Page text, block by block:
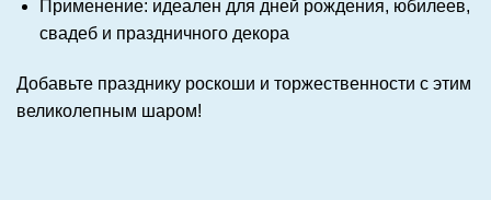
Применение: идеален для дней рождения, юбилеев,
свадеб и праздничного декора
Добавьте празднику роскоши и торжественности с этим
великолепным шаром!